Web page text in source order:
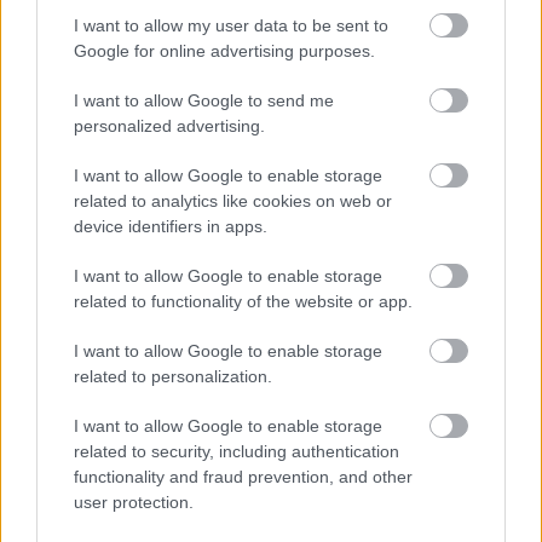
I want to allow my user data to be sent to
Google for online advertising purposes.
I want to allow Google to send me
personalized advertising.
I want to allow Google to enable storage
related to analytics like cookies on web or
device identifiers in apps.
I want to allow Google to enable storage
related to functionality of the website or app.
I want to allow Google to enable storage
related to personalization.
I want to allow Google to enable storage
related to security, including authentication
functionality and fraud prevention, and other
user protection.
Μικροσκοπικός αιωρούμενος
μαγνήτης ανιχνεύει εξαιρετικά
θερμοκρασία δωματίου